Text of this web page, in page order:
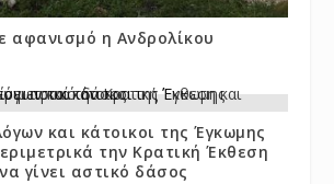
αφανισμό η Ανδρολίκου
και κάτοικοι της Έγκωμης
την Κρατική Έκθεση
γίνει αστικό δάσος